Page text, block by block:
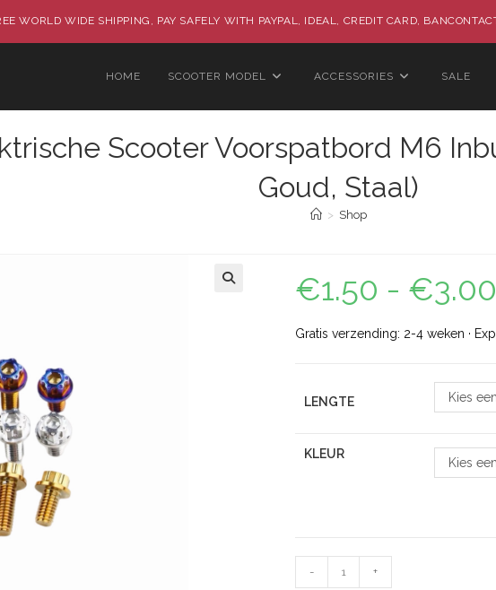
WORLD WIDE SHIPPING, PAY SAFELY WITH PAYPAL, IDEAL, CREDIT CARD,
HOME SCOOTER MODEL ACCESSORIES SALE
Scooter Voorspatbord M6
Goud, Staal)
> Shop
€1.50 - €3.00
Gratis verzending: 2-4 weken ·
LENGTE Kies
KLEUR
Kies
- +